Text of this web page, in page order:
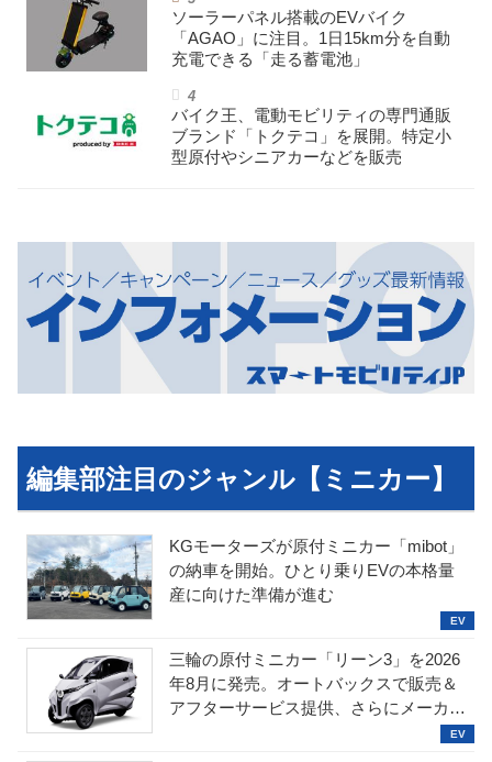
ソーラーパネル搭載のEVバイク
「AGAO」に注目。1日15km分を自動
充電できる「走る蓄電池」
バイク王、電動モビリティの専門通販
ブランド「トクテコ」を展開。特定小
型原付やシニアカーなどを販売
編集部注目のジャンル【ミニカー】
KGモーターズが原付ミニカー「mibot」
の納車を開始。ひとり乗りEVの本格量
産に向けた準備が進む
三輪の原付ミニカー「リーン3」を2026
年8月に発売。オートバックスで販売＆
アフターサービス提供、さらにメーカー